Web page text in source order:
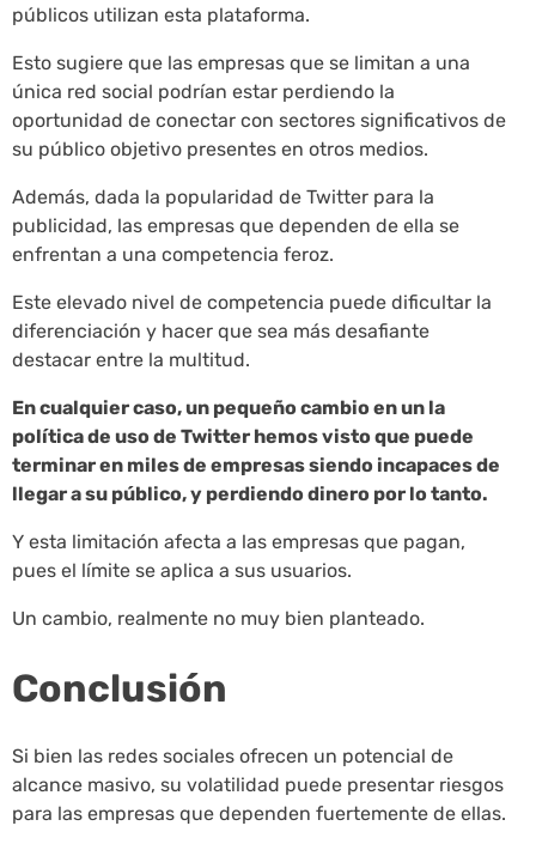
públicos utilizan esta plataforma.
Esto sugiere que las empresas que se limitan a una
única red social podrían estar perdiendo la
oportunidad de conectar con sectores significativos de
su público objetivo presentes en otros medios.
Además, dada la popularidad de Twitter para la
publicidad, las empresas que dependen de ella se
enfrentan a una competencia feroz.
Este elevado nivel de competencia puede dificultar la
diferenciación y hacer que sea más desafiante
destacar entre la multitud.
En cualquier caso, un pequeño cambio en un la
política de uso de Twitter hemos visto que puede
terminar en miles de empresas siendo incapaces de
llegar a su público, y perdiendo dinero por lo tanto.
Y esta limitación afecta a las empresas que pagan,
pues el límite se aplica a sus usuarios.
Un cambio, realmente no muy bien planteado.
Conclusión
Si bien las redes sociales ofrecen un potencial de
alcance masivo, su volatilidad puede presentar riesgos
para las empresas que dependen fuertemente de ellas.